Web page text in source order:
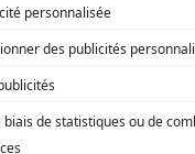
vague d’artistes
aujourd’hui. Une
pour une 41e